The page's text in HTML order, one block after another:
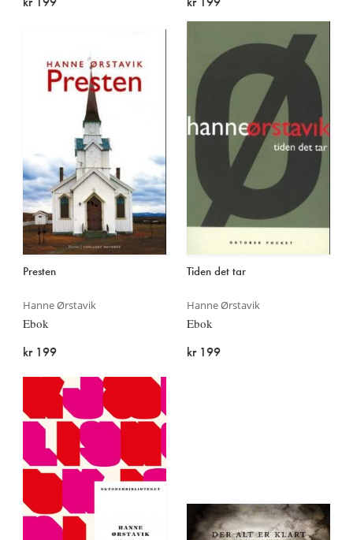
Presten
Hanne Ørstavik
Ebok
kr 199
Tiden det tar
Hanne Ørstavik
Ebok
kr 199